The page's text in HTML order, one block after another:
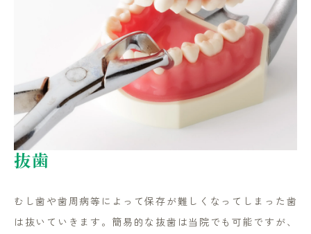
抜歯
むし歯や歯周病等によって保存が難しくなってしまった歯
は抜いていきます。簡易的な抜歯は当院でも可能ですが、